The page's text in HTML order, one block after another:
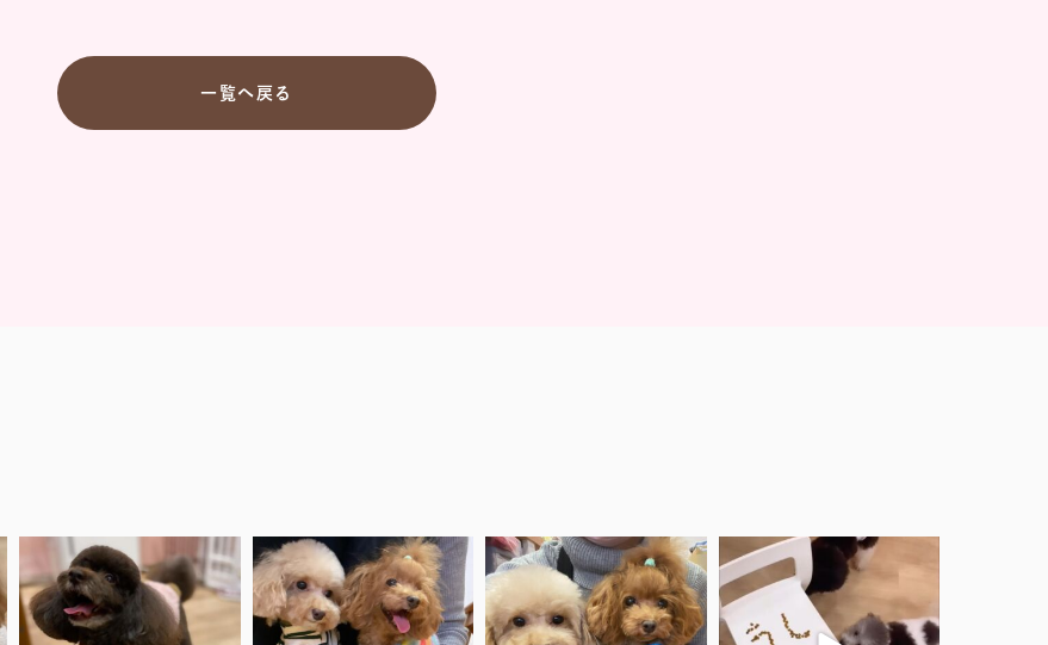
一覧へ戻る
.
アメリちゃん♡
ありがとうございました♡
#ブラウンプードル ...
.
ポップくん、チマキちゃんの前
では
シャイなんです
....
.
チマキちゃん♡ポップくん夫妻
....
COCO学園の牛組さん
.
牛子ちゃん（りん）とオセロく
ん...